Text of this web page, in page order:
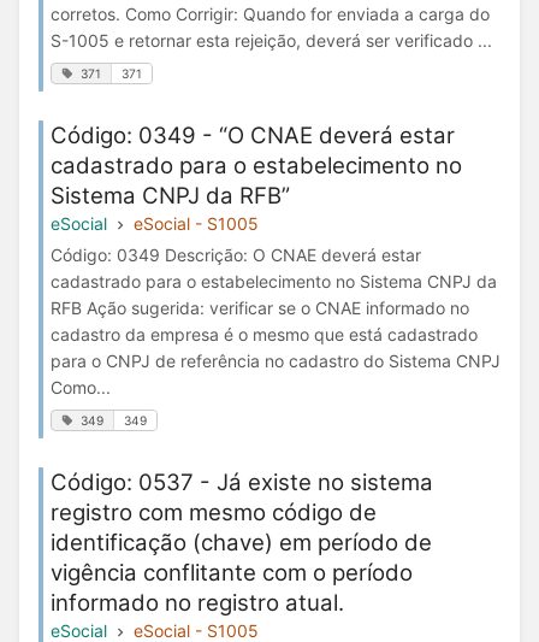
corretos. Como Corrigir: Quando for enviada a carga do
S-1005 e retornar esta rejeição, deverá ser verificado ...
371 371
Código: 0349 - “O CNAE deverá estar
cadastrado para o estabelecimento no
Sistema CNPJ da RFB”
eSocial
eSocial - S1005
Código: 0349 Descrição: O CNAE deverá estar
cadastrado para o estabelecimento no Sistema CNPJ da
RFB Ação sugerida: verificar se o CNAE informado no
cadastro da empresa é o mesmo que está cadastrado
para o CNPJ de referência no cadastro do Sistema CNPJ
Como...
349 349
Código: 0537 - Já existe no sistema
registro com mesmo código de
identificação (chave) em período de
vigência conflitante com o período
informado no registro atual.
eSocial
eSocial - S1005